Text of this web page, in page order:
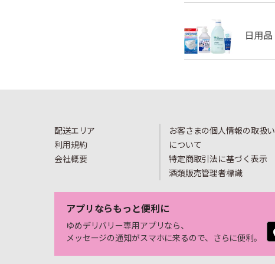
配送エリア
利用規約
会社概要
お客さまの個人情報の取扱い
について
特定商取引法に基づく表示
酒類販売管理者標識
アプリならもっと便利に
ゆめデリバリー専用アプリなら、
メッセージの通知がスマホに来るので、さらに便利。